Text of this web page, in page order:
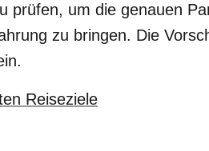
prüfen, um die genauen
zu bringen. Die
Reiseziele